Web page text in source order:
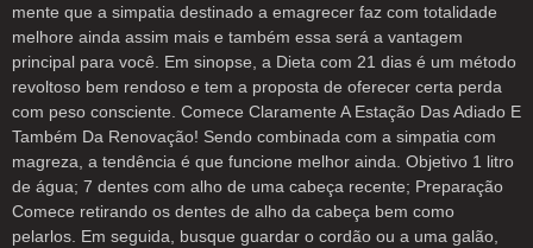
mente que a simpatia destinado a emagrecer faz com totalidade
melhore ainda assim mais e também essa será a vantagem
principal para você. Em sinopse, a Dieta com 21 dias é um método
revoltoso bem rendoso e tem a proposta de oferecer certa perda
com peso consciente. Comece Claramente A Estação Das Adiado E
Também Da Renovação! Sendo combinada com a simpatia com
magreza, a tendência é que funcione melhor ainda. Objetivo 1 litro
de água; 7 dentes com alho de uma cabeça recente; Preparação
Comece retirando os dentes de alho da cabeça bem como
pelarlos. Em seguida, busque guardar o cordão ou a uma galão,